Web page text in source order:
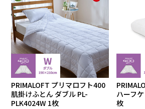
PRIMALOFT プリマロフト400
肌掛けふとん ダブル PL-
PLK4024W 1枚
ハーフ
枚